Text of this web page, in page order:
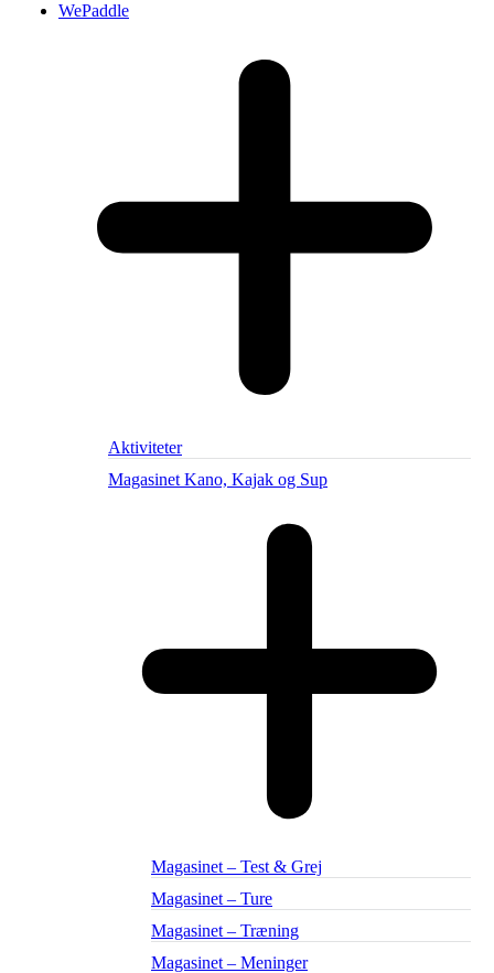
WePaddle
Aktiviteter
Magasinet Kano, Kajak og Sup
Magasinet – Test & Grej
Magasinet – Ture
Magasinet – Træning
Magasinet – Meninger